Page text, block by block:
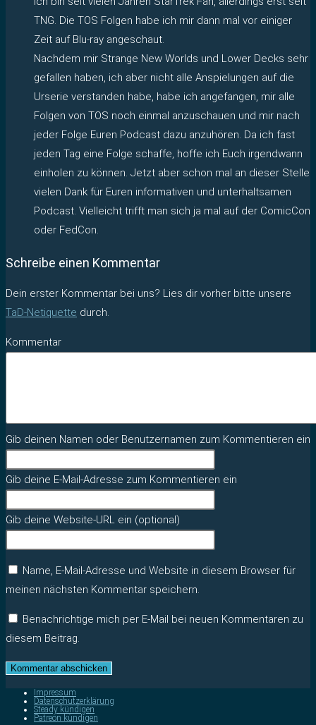
TNG. Die TOS Folgen habe ich mir dann mal vor einiger
Zeit auf Blu-ray angeschaut.
Nachdem mir Strange New Worlds und Lower Decks sehr
gefallen haben, ich aber nicht alle Anspielungen auf die
Urserie verstanden habe, habe ich angefangen, mir alle
Folgen von TOS noch einmal anzuschauen und mir nach
jeder Folge Euren Podcast dazu anzuhören. Da ich fast
jeden Tag eine Folge schaffe, hoffe ich Euch irgendwann
einholen zu können. Jetzt aber schon mal an dieser Stelle
vielen Dank für Euren informativen und unterhaltsamen
Podcast. Vielleicht trifft man sich ja mal auf der ComicCon
oder FedCon.
Schreibe einen Kommentar
Dein erster Kommentar bei uns? Lies dir vorher bitte unsere
TaD-Netiquette durch.
Kommentar
Gib deinen Namen oder Benutzernamen zum Kommentieren ein
Gib deine E-Mail-Adresse zum Kommentieren ein
Gib deine Website-URL ein (optional)
Name, E-Mail-Adresse und Website in diesem Browser für
meinen nächsten Kommentar speichern.
Benachrichtige mich per E-Mail bei neuen Kommentaren zu
diesem Beitrag.
Impressum
Datenschutzerklärung
Steady kündigen
Patreon kündigen